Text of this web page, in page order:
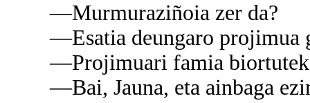
—Murmuraziñoia zer da?
—Esatia deungaro projimua
—Projimuari famia biortuteko
—Bai, Jauna, eta ainbaga